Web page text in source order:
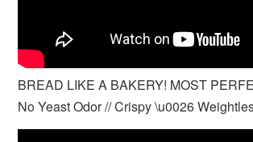
BREAD LIKE A BAKERY! MOST
No Yeast Odor // Crispy \u0026